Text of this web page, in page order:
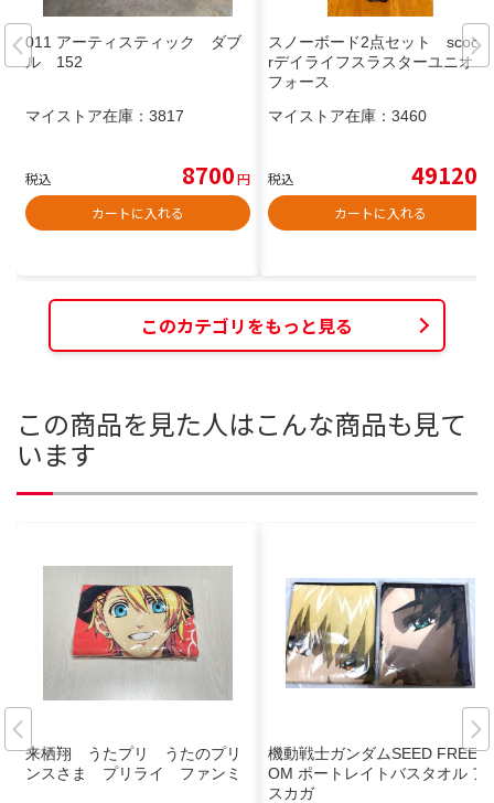
011 アーティスティック ダブ
ル 152
マイストア在庫： 3817
税込 8700円
カートに入れる
スノーボード2点セット scoote
rデイライフスラスターユニオン
フォース
マイストア在庫： 3460
税込 49120
カートに入れる
このカテゴリをもっと見る
この商品を見た人はこんな商品も見て
います
来栖翔 うたプリ うたのプリ
ンスさま プリライ ファンミ
機動戦士ガンダムSEED FREED
OM ポートレイトバスタオル ア
スカガ